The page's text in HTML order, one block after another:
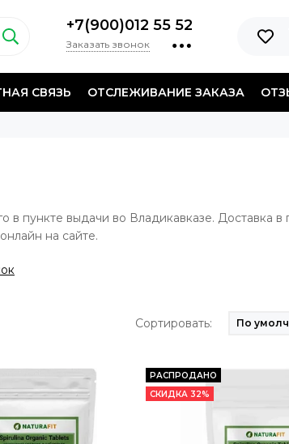
+7(900)012 55 52
Заказать звонок
СВЯЗЬ ОТСЛЕЖИВАНИЕ ЗАКАЗА
в пункте выдачи во Владикавказе. Доставка в
на сайте.
Сортировать:
РАСПРОДАНО
СКИДКА 32%